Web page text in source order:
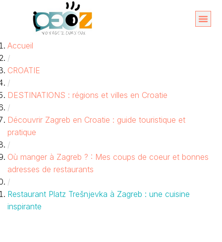
contenu
Accueil
/
CROATIE
/
DESTINATIONS : régions et villes en Croatie
/
Découvrir Zagreb en Croatie : guide touristique et
pratique
/
Où manger à Zagreb ? : Mes coups de coeur et bonnes
adresses de restaurants
/
Restaurant Platz Trešnjevka à Zagreb : une cuisine
inspirante